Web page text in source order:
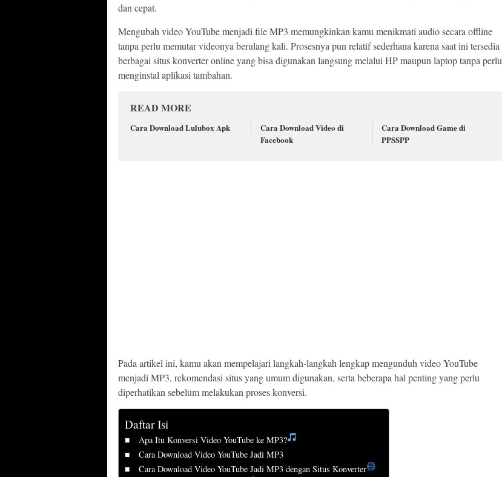
dan cepat.
Mengubah video YouTube menjadi file MP3 memungkinkan kamu menikmati audio secara offline
tanpa perlu memutar videonya berulang kali. Prosesnya pun relatif sederhana karena saat ini tersedia
berbagai situs konverter online yang bisa digunakan langsung melalui HP maupun laptop tanpa perlu
menginstal aplikasi tambahan.
READ MORE
Cara Download Lulubox Apk
Cara Download Video di
Facebook
Cara Download Game di
PPSSPP
Pada artikel ini, kamu akan mempelajari langkah-langkah lengkap mengunduh video YouTube
menjadi MP3, rekomendasi situs yang umum digunakan, serta beberapa hal penting yang perlu
diperhatikan sebelum melakukan proses konversi.
Daftar Isi
Apa Itu Konversi Video YouTube ke MP3?
Cara Download Video YouTube Jadi MP3
Cara Download Video YouTube Jadi MP3 dengan Situs Konverter